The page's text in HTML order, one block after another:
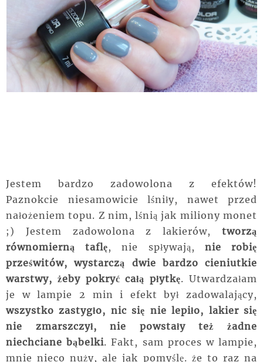
Jestem bardzo zadowolona z efektów!
Paznokcie niesamowicie lśniły, nawet przed
nałożeniem topu. Z nim, lśnią jak miliony monet
;) Jestem zadowolona z lakierów, tworzą
równomierną taflę, nie spływają, nie robię
prześwitów, wystarczą dwie bardzo cieniutkie
warstwy, żeby pokryć całą płytkę. Utwardzałam
je w lampie 2 min i efekt był zadowalający,
wszystko zastygło, nic się nie lepiło, lakier się
nie zmarszczył, nie powstały też żadne
niechciane bąbelki. Fakt, sam proces w lampie,
mnie nieco nuży, ale jak pomyślę. że to raz na